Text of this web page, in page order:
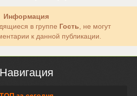
Информация
в группе Гость , не могут
к данной публикации.
Навигация